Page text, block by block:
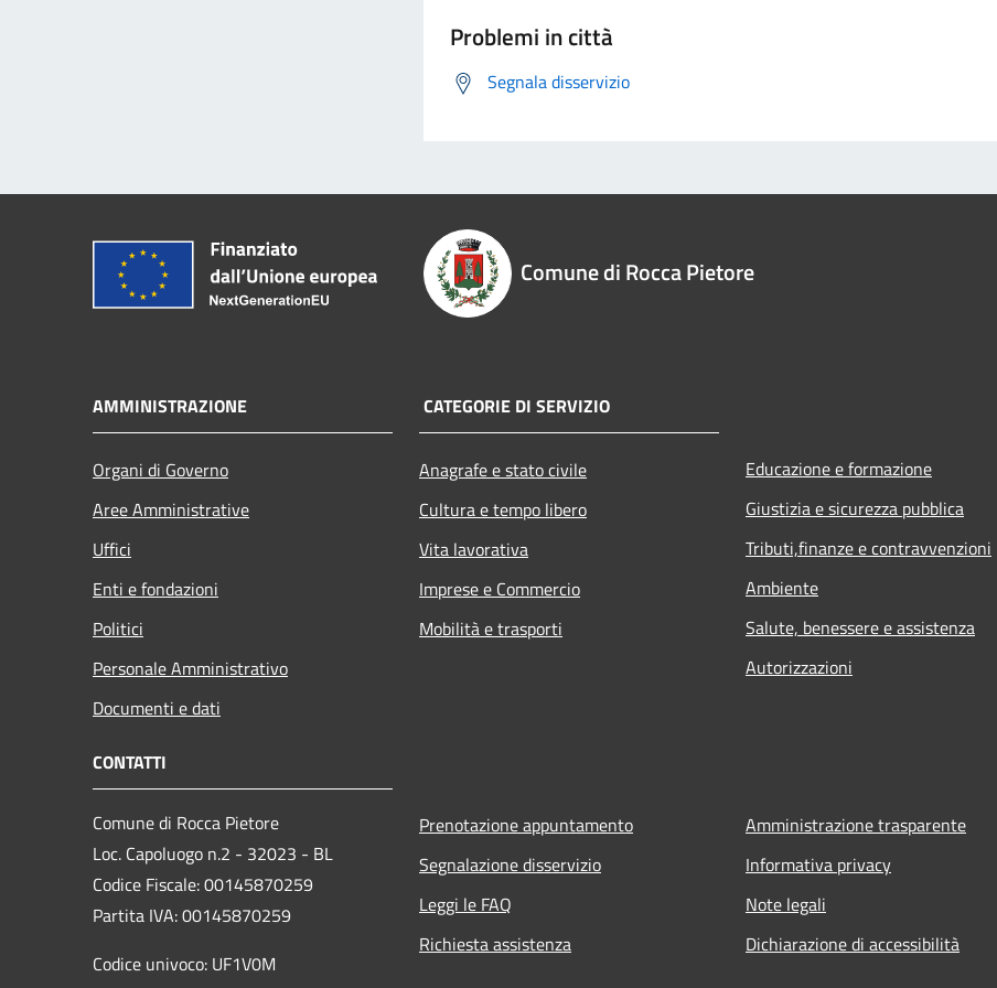
Problemi in città
Segnala disservizio
Comune di Rocca Pietore
AMMINISTRAZIONE
Organi di Governo
Aree Amministrative
Uffici
Enti e fondazioni
Politici
Personale Amministrativo
Documenti e dati
CATEGORIE DI SERVIZIO
Anagrafe e stato civile
Cultura e tempo libero
Vita lavorativa
Imprese e Commercio
Mobilità e trasporti
Educazione e formazione
Giustizia e sicurezza pubblica
Tributi,finanze e contravvenzioni
Ambiente
Salute, benessere e assistenza
Autorizzazioni
CONTATTI
Comune di Rocca Pietore
Loc. Capoluogo n.2 - 32023 - BL
Codice Fiscale: 00145870259
Partita IVA: 00145870259
Codice univoco: UF1V0M
Prenotazione appuntamento
Segnalazione disservizio
Leggi le FAQ
Richiesta assistenza
Amministrazione trasparente
Informativa privacy
Note legali
Dichiarazione di accessibilità